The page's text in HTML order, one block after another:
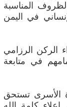
المناسبة
في اليمن
الركن الرزامي
في متابعة
11 عامًا ومعاناة الأسرى تستحق